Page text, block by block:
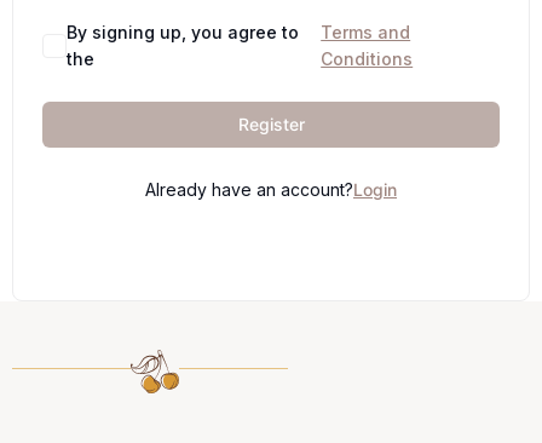
By signing up, you agree to
the
Terms and
Conditions
Register
Already have an account?Login